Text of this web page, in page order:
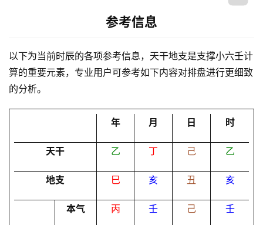
首
页
占
参考信息
以下为当前时辰的各项参考信息，天干地支是支撑小六壬计
算的重要元素，专业用户可参考如下内容对排盘进行更细致
的分析。
年 月 日 时
天干 乙 丁 己 乙
地支 巳 亥 丑 亥
本气 丙 壬 己 壬